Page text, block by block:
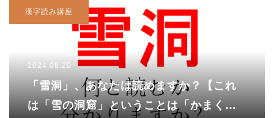
漢字読み講座
2024.08.20
「雪洞」、あなたは読めますか？【これ
は「雪の洞窟」ということは「かまく